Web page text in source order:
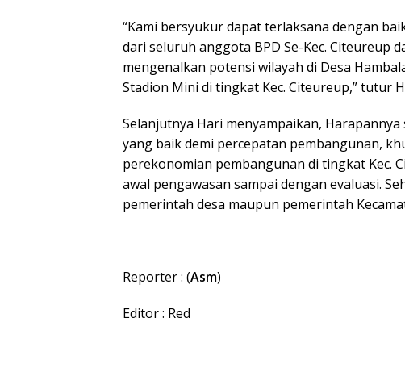
“Kami bersyukur dapat terlaksana dengan
dari seluruh anggota BPD Se-Kec. Citeureup
mengenalkan potensi wilayah di Desa
Stadion Mini di tingkat Kec. Citeureup,” tutur
Selanjutnya Hari menyampaikan,
yang baik demi percepatan pembangunan,
perekonomian pembangunan di tingkat Kec.
awal pengawasan sampai dengan evaluasi.
pemerintah desa maupun pemerintah
Reporter : (Asm)
Editor : Red